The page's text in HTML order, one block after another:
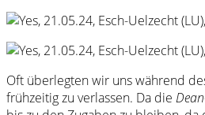
Oft überlegten wir uns während
frühzeitig zu verlassen. Da die Dean